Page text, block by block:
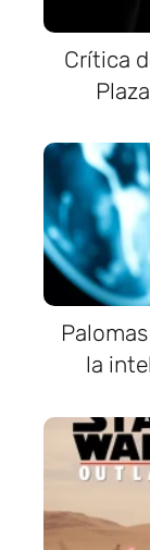
Crítica
la